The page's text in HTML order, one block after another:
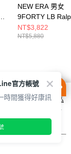
NEW ERA 男女
9FORTY LB
Lauren RL
H251MLB01
NT$3,822
NT$5,880
之詳情，及若您不希
，請參閱本網站「
隱私
意本公司得按本網站使
官方帳號
時間獲得好康訊